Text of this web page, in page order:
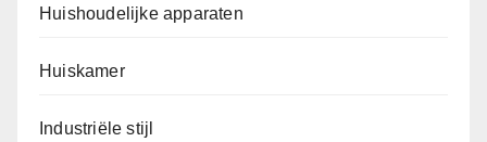
Huishoudelijke apparaten
Huiskamer
Industriële stijl